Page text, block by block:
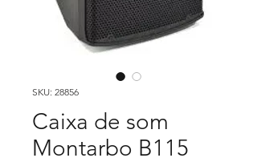
SKU: 28856
Caixa de som
Montarbo B115